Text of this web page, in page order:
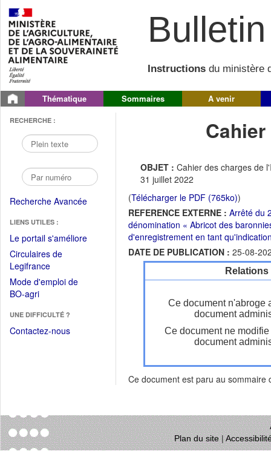
Instructions du ministère
Thématique Sommaires A venir
RECHERCHE :
Recherche Avancée
LIENS UTILES :
Le portail s'améliore(Fichier
Circulaires de
Legifrance(Ouvrir
dans
une
fenêtre)
Mode d'emploi de
BO-agri(Ouvrir
une
nouvelle
UNE DIFFICULTÉ ?
Contactez-nous
OBJET : Cahier des charges de
31 juillet 2022
(Télécharger le PDF (765ko))
REFERENCE EXTERNE : Arrêté du
dénomination « Abricot des
d'enregistrement en tant
DATE DE PUBLICATION : 25-08-
Ce document n'abroge
document
Ce document ne
document
Ce document est paru au sommaire
Plan du site|